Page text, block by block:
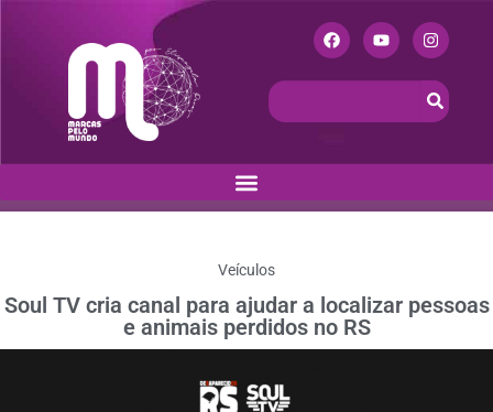
Veículos
Soul TV cria canal para ajudar a localizar pessoas
e animais perdidos no RS